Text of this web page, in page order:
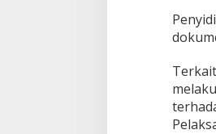
r
a
f
i
k
a